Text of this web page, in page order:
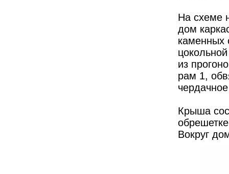
На схеме
дом
каменных
из
рам 1,
Крыша
Вокруг